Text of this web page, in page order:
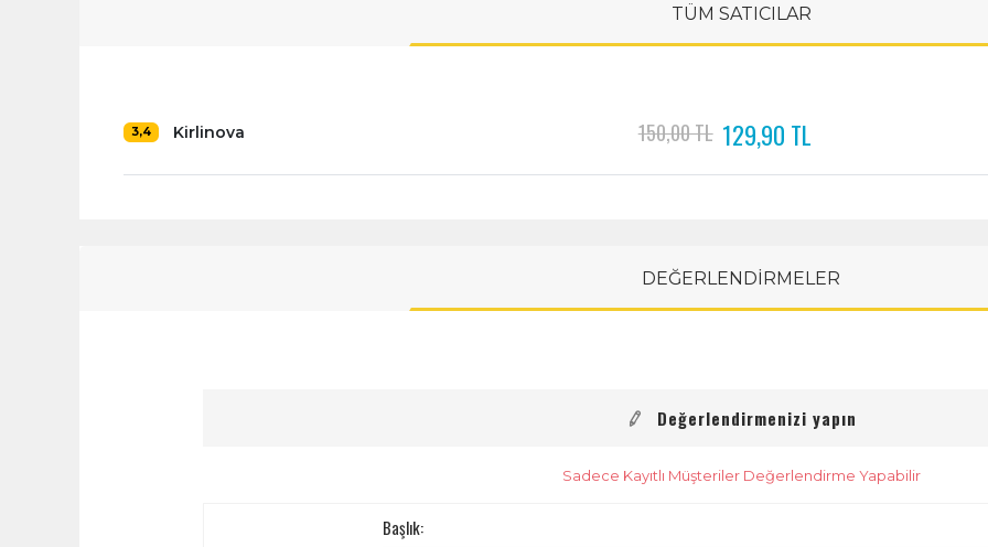
TÜM SATICILAR
3,4 Kirlinova 150,00 TL 129,90 TL
DEĞERLENDİRMELER
Değerlendirmenizi yapın
Sadece Kayıtlı Müşteriler Değerlendirme Yapabilir
Başlık: